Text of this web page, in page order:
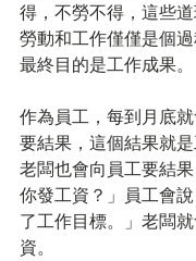
得，不勞不得，這些道
勞動和工作僅僅是個
最終目的是工作成果。
作為員工，每到月底
要結果，這個結果就
老闆也會向員工要結
你發工資？」員工會
了工作目標。」老闆
資。